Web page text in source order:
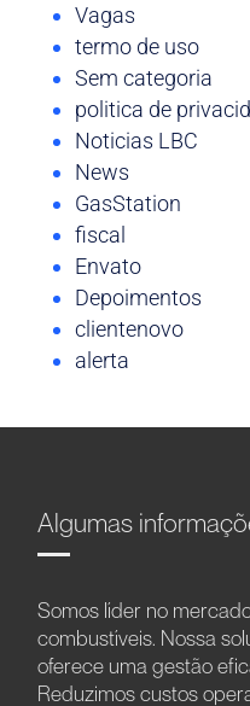
Vagas
termo de uso
Sem categoria
politica de
Noticias LBC
News
GasStation
fiscal
Envato
Depoimentos
clientenovo
alerta
Algumas
Somos líder no
combustíveis. Nossa
oferece uma gestão
Reduzimos custos